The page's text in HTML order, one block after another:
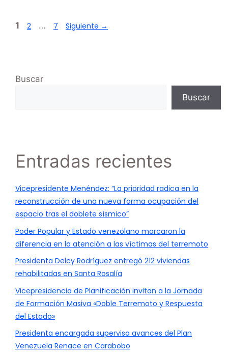
1 2 … 7 Siguiente →
Buscar
Buscar
Entradas recientes
Vicepresidente Menéndez: “La prioridad radica en la
reconstrucción de una nueva forma ocupación del
espacio tras el doblete sísmico”
Poder Popular y Estado venezolano marcaron la
diferencia en la atención a las víctimas del terremoto
Presidenta Delcy Rodríguez entregó 212 viviendas
rehabilitadas en Santa Rosalía
Vicepresidencia de Planificación invitan a la Jornada
de Formación Masiva «Doble Terremoto y Respuesta
del Estado»
Presidenta encargada supervisa avances del Plan
Venezuela Renace en Carabobo